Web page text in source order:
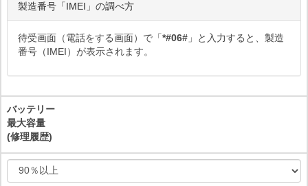
製造番号「IMEI」の調べ方
待受画面（電話をする画面）で「*#06# 」と入力すると、製造
番号（IMEI）が表示されます。
バッテリー
最大容量
(修理履歴)